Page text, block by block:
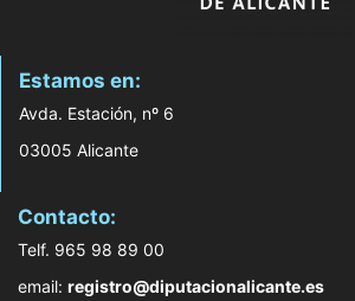
Estamos en:
Avda. Estación, nº 6
03005 Alicante
Contacto:
Telf. 965 98 89 00
email: registro@diputacionalicante.es